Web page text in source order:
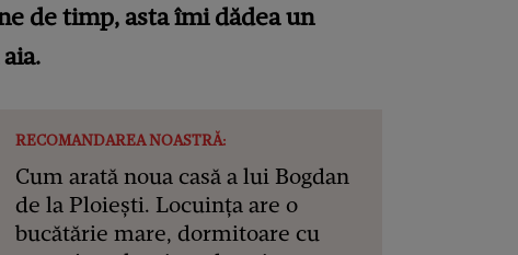
de timp, asta îmi dădea un
RECOMANDAREA NOASTRĂ:
Cum arată noua casă a lui Bogdan
de la Ploiești. Locuința are o
bucătărie mare, dormitoare cu